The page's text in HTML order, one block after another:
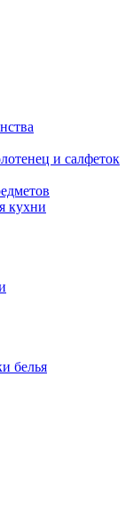
и салфеток
кухни
белья